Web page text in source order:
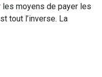
moyens de payer les
tout l’inverse. La